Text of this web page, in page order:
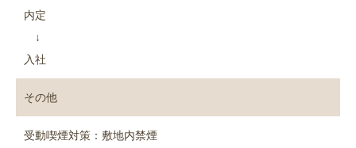
内定
↓
入社
その他
受動喫煙対策：敷地内禁煙